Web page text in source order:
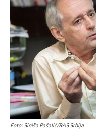
Foto: Siniša Pašalić/RAS Srbija